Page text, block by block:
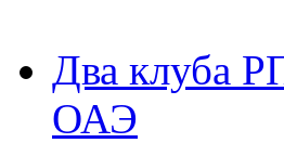
Два клуба
ОАЭ